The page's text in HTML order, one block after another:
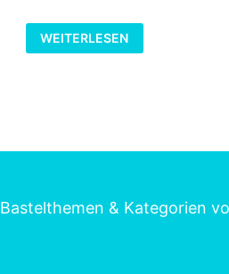
KREATIVWERKSTATT
FLORISTIK
–
WEITERLESEN
Bastelthemen & Kategorien